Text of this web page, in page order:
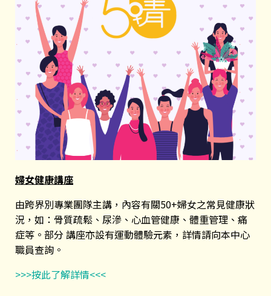
婦女健康講座
由跨界別專業團隊主講，內容有關50+婦女之常見健康狀
況，如：骨質疏鬆、尿滲、心血管健康、體重管理、痛
症等。部分 講座亦設有運動體驗元素，詳情請向本中心
職員查詢。
>>>按此了解詳情<<<